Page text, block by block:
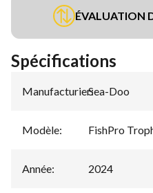
ÉVALUATION
Spécifications
Manufacturier:
Sea-Doo
Modèle: FishPro
Année: 2024